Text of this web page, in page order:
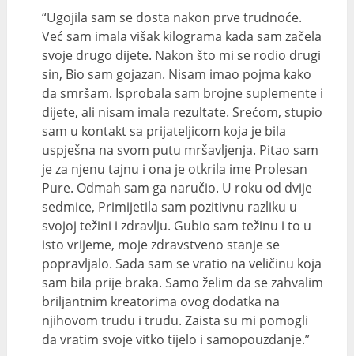
“Ugojila sam se dosta nakon prve trudnoće.
Već sam imala višak kilograma kada sam začela
svoje drugo dijete. Nakon što mi se rodio drugi
sin, Bio sam gojazan. Nisam imao pojma kako
da smršam. Isprobala sam brojne suplemente i
dijete, ali nisam imala rezultate. Srećom, stupio
sam u kontakt sa prijateljicom koja je bila
uspješna na svom putu mršavljenja. Pitao sam
je za njenu tajnu i ona je otkrila ime Prolesan
Pure. Odmah sam ga naručio. U roku od dvije
sedmice, Primijetila sam pozitivnu razliku u
svojoj težini i zdravlju. Gubio sam težinu i to u
isto vrijeme, moje zdravstveno stanje se
popravljalo. Sada sam se vratio na veličinu koja
sam bila prije braka. Samo želim da se zahvalim
briljantnim kreatorima ovog dodatka na
njihovom trudu i trudu. Zaista su mi pomogli
da vratim svoje vitko tijelo i samopouzdanje.”